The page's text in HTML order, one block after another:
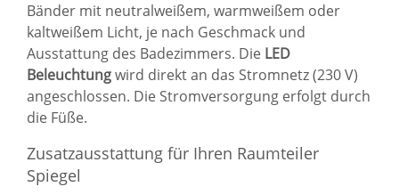
Bänder mit neutralweißem, warmweißem oder
kaltweißem Licht, je nach Geschmack und
Ausstattung des Badezimmers. Die LED
Beleuchtungwird direkt an das Stromnetz (230 V)
angeschlossen. Die Stromversorgung erfolgt durch
die Füße.
Zusatzausstattung für Ihren Raumteiler
Spiegel